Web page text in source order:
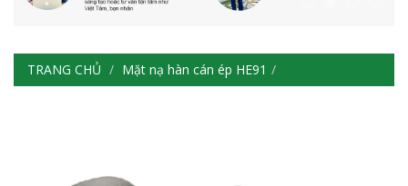
TRANG CHỦ Mặt nạ hàn cán ép HE91